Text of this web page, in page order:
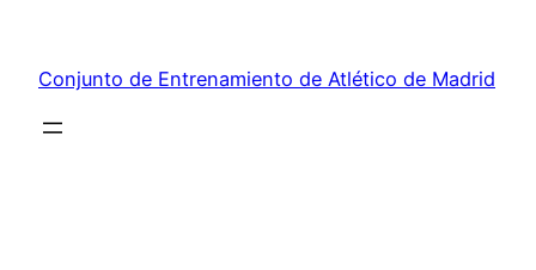
contenido
Conjunto de Entrenamiento de Atlético de Madrid